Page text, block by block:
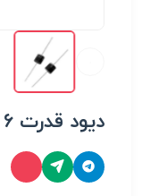
دیود قدرت 6 آمپر 1000 ولت 6A10